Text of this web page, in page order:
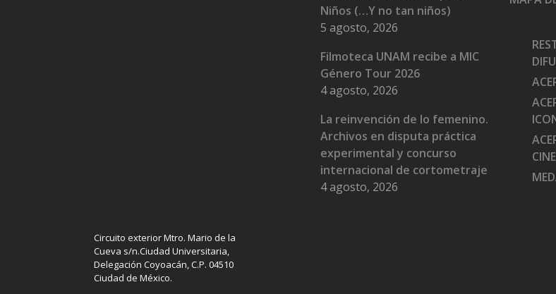
Circuito exterior Mtro. Mario de la
Cueva s/n.Ciudad Universitaria,
Delegación Coyoacán, C.P. 04510
Ciudad de México.
Niños (…Y no tan niños)
5 agosto, 2026
Filmoteca UNAM recibe a MIC
Género Tour 2026
4 agosto, 2026
La reinvención de lo femenino.
Archivos en disputa práctica
experimental y concurso
internacional de cortometraje
4 agosto, 2026